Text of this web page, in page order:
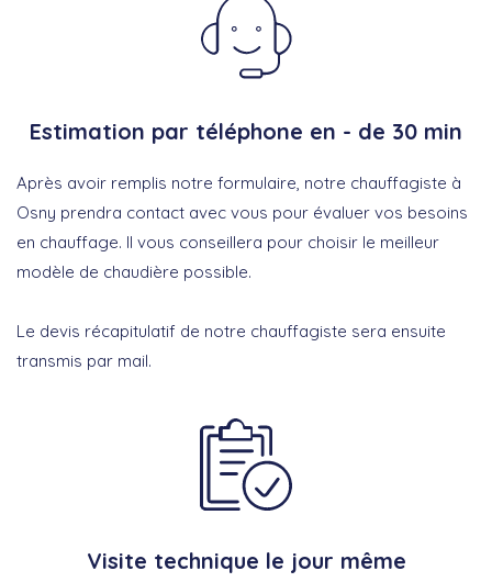
Estimation par téléphone en - de 30 min
Après avoir remplis notre formulaire, notre chauffagiste à
Osny prendra contact avec vous pour évaluer vos besoins
en chauffage. Il vous conseillera pour choisir le meilleur
modèle de chaudière possible.
Le devis récapitulatif de notre chauffagiste sera ensuite
transmis par mail.
Visite technique le jour même